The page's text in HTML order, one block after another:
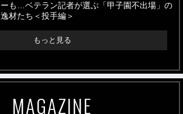
ーも…ベテラン記者が選ぶ「甲子園不出場」の
逸材たち＜投手編＞
もっと見る
MAGAZINE